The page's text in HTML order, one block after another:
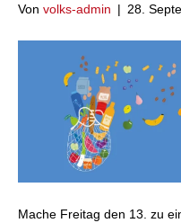
Von volks-admin | 28.
Mache Freitag den 13. zu